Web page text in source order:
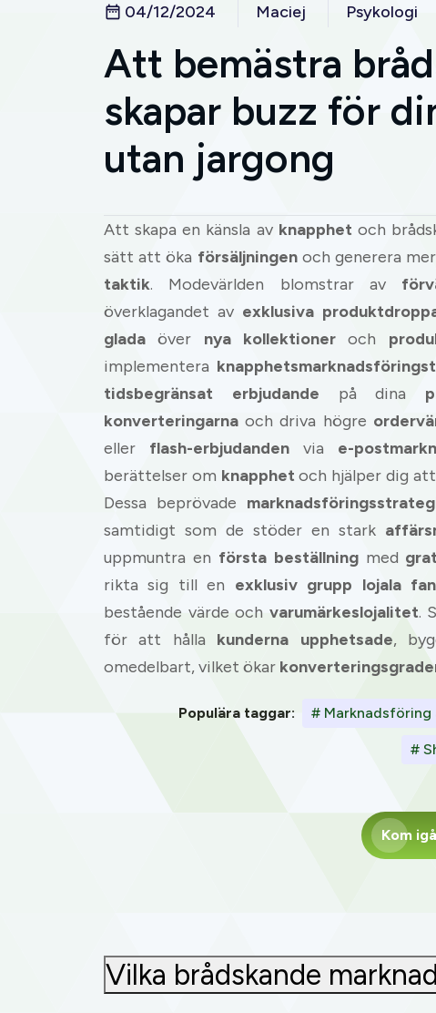
04/12/2024 Maciej Psykologi
Att bemästra
skapar buzz för
utan jargong
Att skapa en känsla av knapphet och
sätt att öka försäljningenoch generera mer
taktik. Modevärlden blomstrar av
överklagandet av exklusiva
glada över nya kollektioneroch
implementera
tidsbegränsat erbjudande på dina
konverteringarna och driva högre
eller flash-erbjudanden via e-
berättelser om knapphet och hjälper dig
Dessa beprövade
samtidigt som de stöder en stark
uppmuntra en första beställningmed
rikta sig till en exklusiv grupp lojala
bestående värde och varumärkeslojalitet.
för att hålla kunderna upphetsade,
omedelbart, vilket ökar
Populära taggar: # Marknadsföring
#
Kom
Vilka brådskande